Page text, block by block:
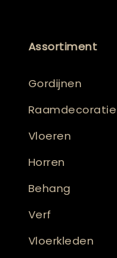
Assortiment
Gordijnen
Raamdecoratie
Vloeren
Horren
Behang
Verf
Vloerkleden